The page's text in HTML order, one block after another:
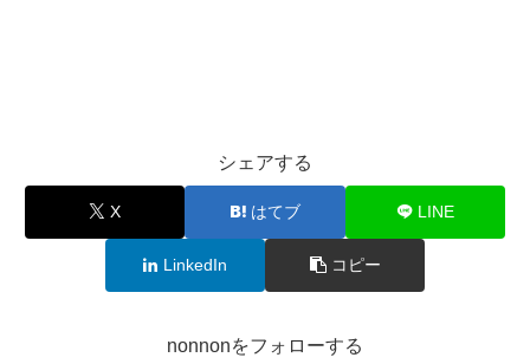
シェアする
X はてブ LINE
LinkedIn コピー
nonnonをフォローする